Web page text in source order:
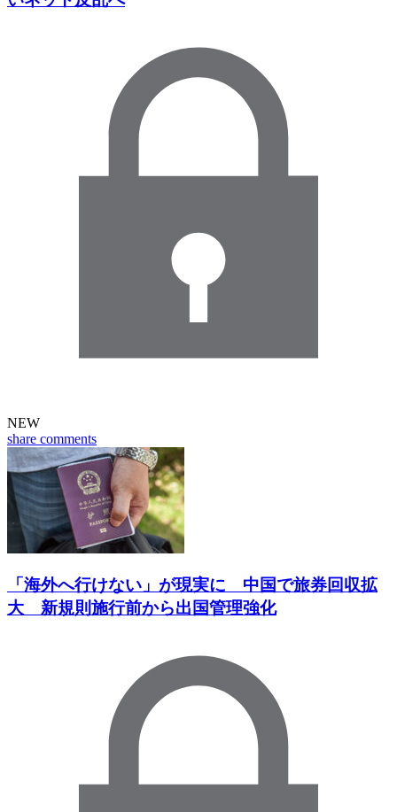
NEW
share comments
「海外へ行けない」が現実に 中国で旅券回収拡
大 新規則施行前から出国管理強化